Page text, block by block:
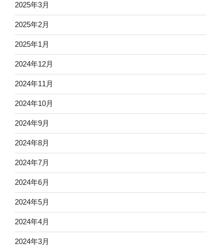
2025年3月
2025年2月
2025年1月
2024年12月
2024年11月
2024年10月
2024年9月
2024年8月
2024年7月
2024年6月
2024年5月
2024年4月
2024年3月